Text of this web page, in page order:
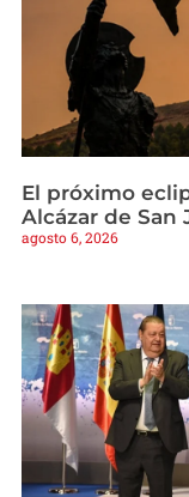
El próximo
Alcázar de San
agosto 6, 2026